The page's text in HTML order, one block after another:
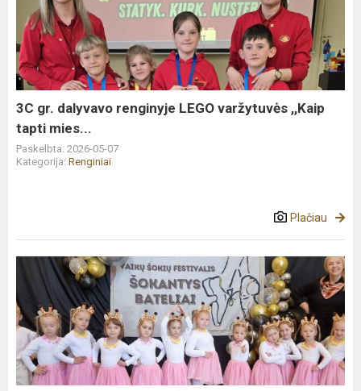
dalyvavo
renginyje
LEGO
varžytuvės
,,Kaip
tapti
mies...
3C gr. dalyvavo renginyje LEGO varžytuvės ,,Kaip
tapti mies...
Paskelbta: 2026-05-07
Kategorija: Renginiai
Plačiau
Meno
šokių
festivalis:
„Šokantys
bateliai
2026“